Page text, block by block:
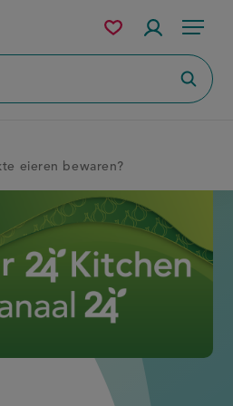
Menu
Mijn
bewaarde
eieren bewaren?